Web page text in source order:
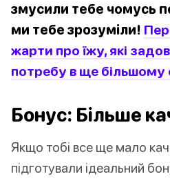
змусили тебе чомусь
ми тебе зрозуміли!
жарти про їжу, які
потребу в ще більшому
Бонус: Більше
Якщо тобі все ще мало
підготували ідеальний